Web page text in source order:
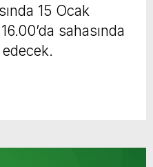
15 Ocak
sahasında